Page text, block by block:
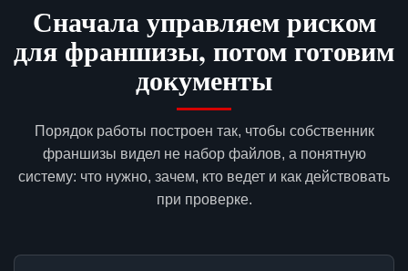
Сначала управляем риском
для франшизы, потом готовим
документы
Порядок работы построен так, чтобы собственник
франшизы видел не набор файлов, а понятную
систему: что нужно, зачем, кто ведет и как действовать
при проверке.